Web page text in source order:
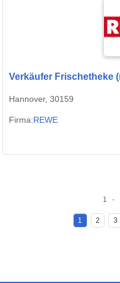
Verkäufer Frischetheke
Hannover, 30159
Firma:REWE
1 -
1 2 3